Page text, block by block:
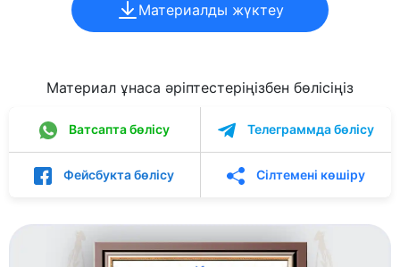
Материалды жүктеу
Материал ұнаса әріптестеріңізбен бөлісіңіз
Ватсапта бөлісу Телеграммда бөлісу
Фейсбукта бөлісу Сілтемені көшіру